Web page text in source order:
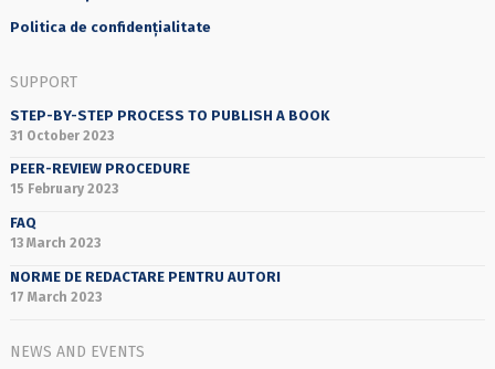
Politica de confidențialitate
SUPPORT
STEP-BY-STEP PROCESS TO PUBLISH A BOOK
31 October 2023
PEER-REVIEW PROCEDURE
15 February 2023
FAQ
13 March 2023
NORME DE REDACTARE PENTRU AUTORI
17 March 2023
NEWS AND EVENTS